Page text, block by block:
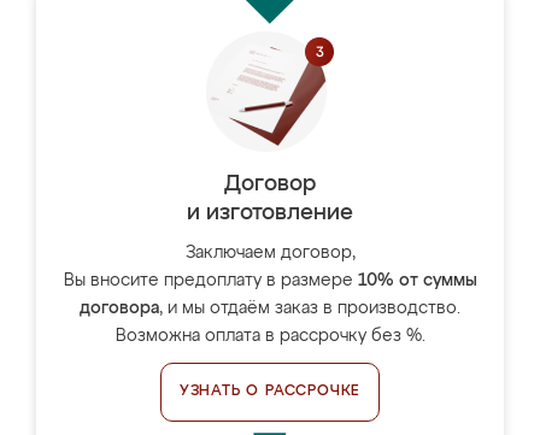
Договор
и изготовление
Заключаем договор,
Вы вносите предоплату в размере 10% от суммы
договора, и мы отдаём заказ в производство.
Возможна оплата в рассрочку без %.
УЗНАТЬ О РАССРОЧКЕ